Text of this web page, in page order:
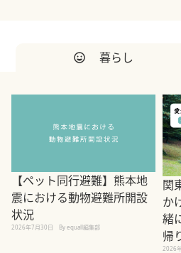
暮らし
【ペット同行避難】熊本地
震における動物避難所開設
状況
2026年7月30日 By equall編集部
関
か
緒
帰
2026